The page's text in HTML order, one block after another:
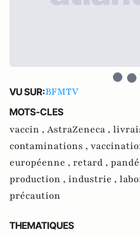
VU SUR:BFMTV
MOTS-CLES
vaccin , AstraZeneca ,
contaminations ,
européenne , retard ,
production , industrie ,
précaution
THEMATIQUES